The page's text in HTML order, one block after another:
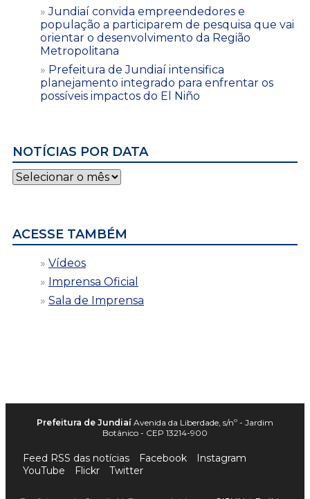
Jundiaí convida empreendedores e
população a participarem de pesquisa que vai
orientar o desenvolvimento da Região
Metropolitana
Prefeitura de Jundiaí intensifica
planejamento integrado para enfrentar os
possíveis impactos do El Niño
NOTÍCIAS POR DATA
Notícias
por
ACESSE TAMBÉM
Vídeos
Imprensa Oficial
Sala de Imprensa
Prefeitura de Jundiaí Avenida da Liberdade, s/nº - Jardim
Botânico - CEP 13214-900
Feed RSS das notícias Facebook
Instagram
YouTube
Flickr Twitter